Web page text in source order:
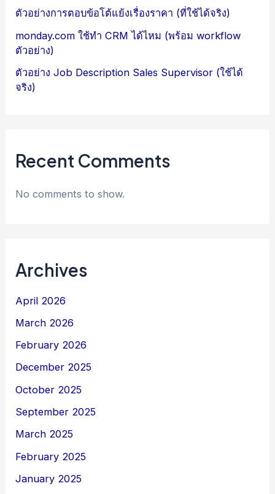
ตัวอย่างการตอบข้อโต้แย้งเรื่องราคา (ที่ใช้ได้จริง)
monday.com ใช้ทำ CRM ได้ไหม (พร้อม workflow
ตัวอย่าง)
ตัวอย่าง Job Description Sales Supervisor (ใช้ได้
จริง)
Recent Comments
No comments to show.
Archives
April 2026
March 2026
February 2026
December 2025
October 2025
September 2025
March 2025
February 2025
January 2025